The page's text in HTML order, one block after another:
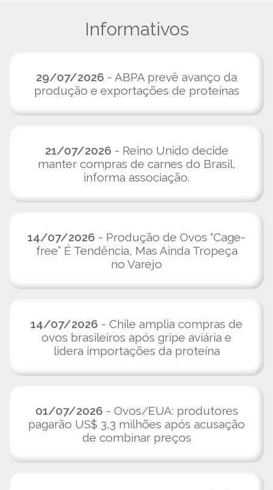
Informativos
29/07/2026 - ABPA prevê avanço da
produção e exportações de proteínas
21/07/2026 - Reino Unido decide
manter compras de carnes do Brasil,
informa associação.
14/07/2026 - Produção de Ovos “Cage-
free” É Tendência, Mas Ainda Tropeça
no Varejo
14/07/2026 - Chile amplia compras de
ovos brasileiros após gripe aviária e
lidera importações da proteína
01/07/2026 - Ovos/EUA: produtores
pagarão US$ 3,3 milhões após acusação
de combinar preços